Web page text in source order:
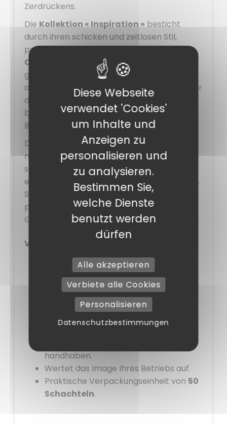
Zerdrückens.
DieKollektion « Inspiration »besticht
durch ihren schicken und zeitlosen Stil,
perfekt geeignet fürKonditoren, Bäcker,
Caterer und Chocolatiers
gepflegte und aufwertende Verpackung
anbieten möchten. Sie eignet sich sowohl für
den täglichen Verkauf als auch für
besondere Anlässe, Events oder festliche
Bestellungen.
Diese
Kuchenschachtelist einfach zu
montieren und praktisch in der Anwendung,
spart Zeit im Labor und sorgt für eine
einheitliche und professionelle Präsentation.
Sie wird im
50er-Pack geliefert und ist
perfekt für den regelmäßigen Einsatz im
Geschäft geeignet.
Vorteile :
Elegantes Premium-Design «
Inspiration».
Format32 x 32 x 8 cm, geeignet für
Kuchen und Desserts.
Ideal für
dekorierte und voluminöse
handhaben.
Wertet das Image Ihres Betriebs auf.
Praktische Verpackungseinheit von 50
Schachteln.
Diese Webseite
verwendet 'Cookies'
um Inhalte und
Anzeigen zu
personalisieren und
zu analysieren.
Bestimmen Sie,
welche Dienste
benutzt werden
dürfen
Alle akzeptieren
Verbiete alle Cookies
Personalisieren
Datenschutzbestimmungen